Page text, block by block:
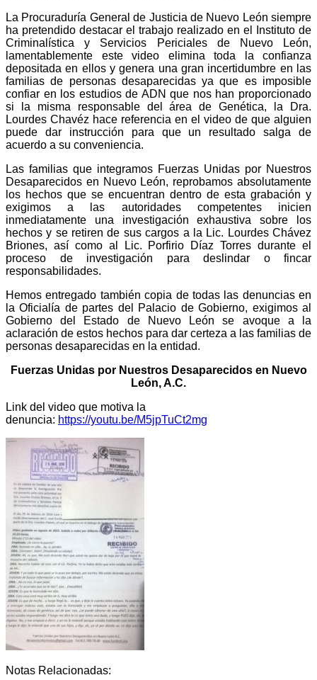
La Procuraduría General de Justicia de Nuevo León siempre
ha pretendido destacar el trabajo realizado en el Instituto de
Criminalística y Servicios Periciales de Nuevo León,
lamentablemente este video elimina toda la confianza
depositada en ellos y genera una gran incertidumbre en las
familias de personas desaparecidas ya que es imposible
confiar en los estudios de ADN que nos han proporcionado
si la misma responsable del área de Genética, la Dra.
Lourdes Chavéz hace referencia en el video de que alguien
puede dar instrucción para que un resultado salga de
acuerdo a su conveniencia.
Las familias que integramos Fuerzas Unidas por Nuestros
Desaparecidos en Nuevo León, reprobamos absolutamente
los hechos que se encuentran dentro de esta grabación y
exigimos a las autoridades competentes inicien
inmediatamente una investigación exhaustiva sobre los
hechos y se retiren de sus cargos a la Lic. Lourdes Chávez
Briones, así como al Lic. Porfirio Díaz Torres durante el
proceso de investigación para deslindar o fincar
responsabilidades.
Hemos entregado también copia de todas las denuncias en
la Oficialía de partes del Palacio de Gobierno, exigimos al
Gobierno del Estado de Nuevo León se avoque a la
aclaración de estos hechos para dar certeza a las familias de
personas desaparecidas en la entidad.
Fuerzas Unidas por Nuestros Desaparecidos en Nuevo
León, A.C.
Link del video que motiva la
denuncia: https://youtu.be/M5jpTuCt2mg
Notas Relacionadas: